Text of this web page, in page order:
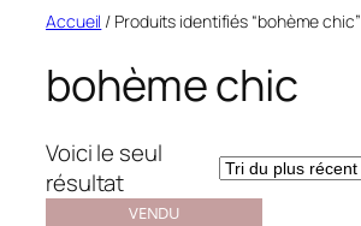
Aller
contenu
Accueil / Produits identifiés “bohème chic”
bohème chic
Voici le seul
résultat
VENDU